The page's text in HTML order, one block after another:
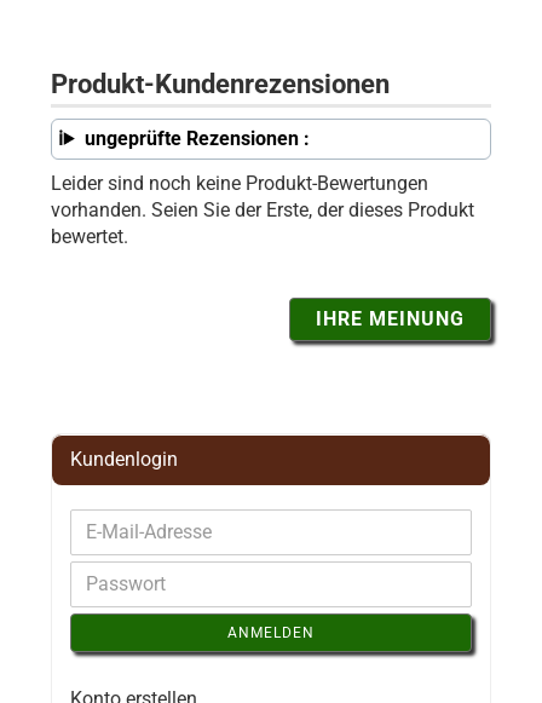
Produkt-Kundenrezensionen
ungeprüfte Rezensionen :
Leider sind noch keine Produkt-Bewertungen
vorhanden. Seien Sie der Erste, der dieses Produkt
bewertet.
IHRE MEINUNG
Kundenlogin
ANMELDEN